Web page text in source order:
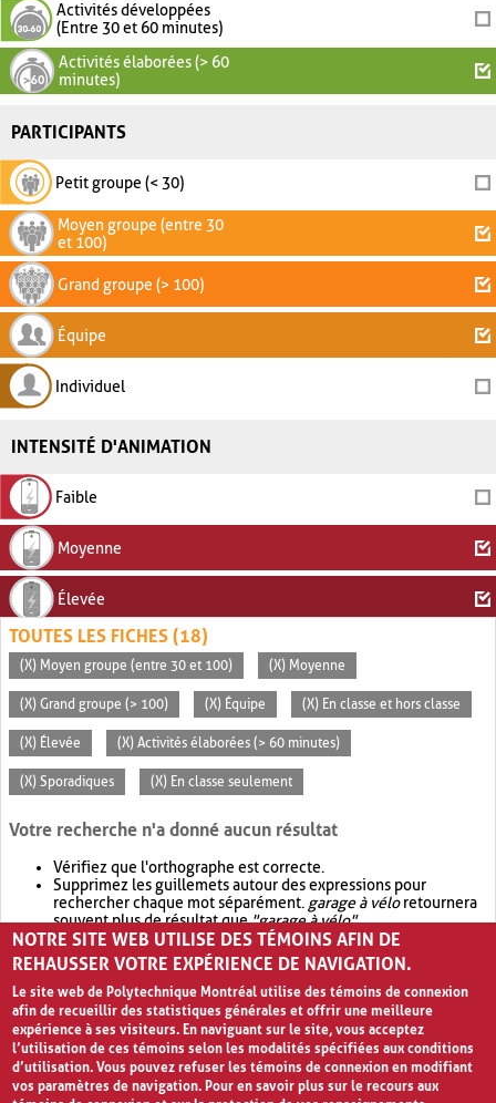
Activités développées
(Entre 30 et 60 minutes)
Activités élaborées (> 60
minutes)
PARTICIPANTS
Petit groupe (< 30)
Moyen groupe (entre 30
et 100)
Grand groupe (> 100)
Équipe
Individuel
INTENSITÉ D'ANIMATION
Faible
Moyenne
Élevée
TOUTES LES FICHES (18)
(X) Moyen groupe (entre 30 et 100) (X) Moyenne
(X) Grand groupe (> 100) (X) Équipe (X) En classe et hors classe
(X) Élevée (X) Activités élaborées (> 60 minutes)
(X) Sporadiques (X) En classe seulement
Votre recherche n'a donné aucun résultat
Vérifiez que l'orthographe est correcte.
Supprimez les guillemets autour des expressions pour
rechercher chaque mot séparément. garage à véloretournera
souvent plus de résultat que"garage à vélo".
Envisagez d'élargir votre recherche avec OR.garage OR vélo
retournera souvent plus de résultat quegarage à vélo
NOTRE SITE WEB UTILISE DES TÉMOINS AFIN DE
REHAUSSER VOTRE EXPÉRIENCE DE NAVIGATION.
Le site web de Polytechnique Montréal utilise des témoins de connexion
afin de recueillir des statistiques générales et offrir une meilleure
expérience à ses visiteurs. En naviguant sur le site, vous acceptez
l’utilisation de ces témoins selon les modalités spécifiées aux conditions
d’utilisation. Vous pouvez refuser les témoins de connexion en modifiant
vos paramètres de navigation. Pour en savoir plus sur le recours aux